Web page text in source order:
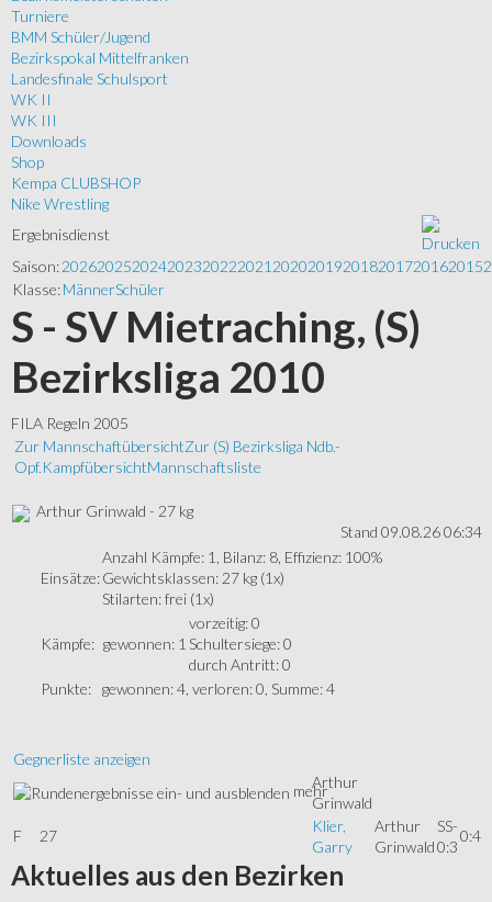
Turniere
BMM Schüler/Jugend
Bezirkspokal Mittelfranken
Landesfinale Schulsport
WK II
WK III
Downloads
Shop
Kempa CLUBSHOP
Nike Wrestling
Ergebnisdienst
Saison:202620252024202320222021 202020192018201720162015
Klasse:MännerSchüler
S - SV Mietraching, (S)
Bezirksliga 2010
FILA Regeln 2005
Zur MannschaftübersichtZur (S) Bezirksliga Ndb.-
Opf.KampfübersichtMannschaftsliste
Arthur Grinwald - 27 kg
Stand 09.08.26 06:34
Einsätze:
Anzahl Kämpfe: 1, Bilanz: 8, Effizienz: 100%
Gewichtsklassen: 27 kg (1x)
Stilarten: frei (1x)
Kämpfe: gewonnen: 1
vorzeitig: 0
Schultersiege: 0
durch Antritt: 0
Punkte: gewonnen: 4, verloren: 0, Summe: 4
Gegnerliste anzeigen
mehrArthur
Grinwald
F
27
Klier,
Garry
Arthur
Grinwald
SS-
0:3
0:4
Aktuelles aus den Bezirken